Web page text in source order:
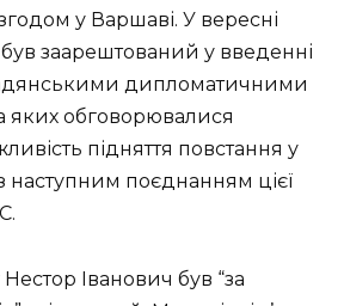
у Варшаві. У вересні
заарештований у введенні
дипломатичними
яких обговорювалися
підняття повстання у
з наступним поєднанням цієї
Нестор Іванович був “за